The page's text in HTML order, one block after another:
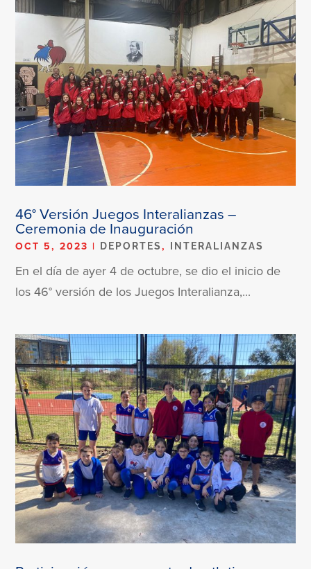
46° Versión Juegos Interalianzas –
Ceremonia de Inauguración
OCT 5, 2023 | DEPORTES, INTERALIANZAS
En el día de ayer 4 de octubre, se dio el inicio de
los 46° versión de los Juegos Interalianza,...